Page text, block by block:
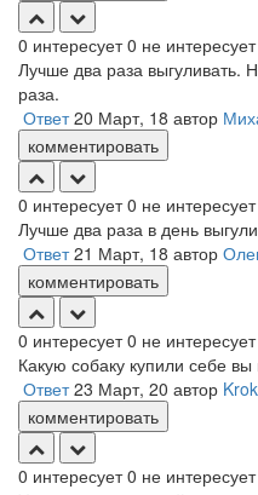
0 интересует 0 не интересует
Лучше два раза выгуливать.
раза.
Ответ 20 Март, 18 автор
комментировать
0 интересует 0 не интересует
Лучше два раза в день
Ответ 21 Март, 18 автор
комментировать
0 интересует 0 не интересует
Какую собаку купили себе вы
Ответ 23 Март, 20 автор
комментировать
0 интересует 0 не интересует